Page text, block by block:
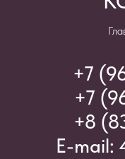
+7
+7
+8
E-mail: